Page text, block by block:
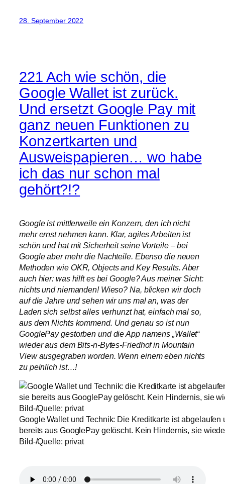
28. September 2022
221 Ach wie schön, die
Google Wallet ist zurück.
Und ersetzt Google Pay mit
ganz neuen Funktionen zu
Konzertkarten und
Ausweispapieren… wo habe
ich das nur schon mal
gehört?!?
Google ist mittlerweile ein Konzern, den ich nicht
mehr ernst nehmen kann. Klar, agiles Arbeiten ist
schön und hat mit Sicherheit seine Vorteile – bei
Google aber mehr die Nachteile. Ebenso die neuen
Methoden wie OKR, Objects and Key Results. Aber
auch hier: was hilft es bei Google? Aus meiner Sicht:
nichts und niemanden! Wieso? Na, blicken wir doch
auf die Jahre und sehen wir uns mal an, was der
Laden sich selbst alles verhunzt hat, einfach mal so,
aus dem Nichts kommend. Und genau so ist nun
GooglePay gestorben und die App namens „Wallet“
wieder aus dem Bits-n-Bytes-Friedhof in Mountain
View ausgegraben worden. Wenn einem eben nichts
zu peinlich ist…!
Google Wallet und Technik: Die Kreditkarte ist abgelaufen
bereits aus GooglePay gelöscht. Kein Hindernis, sie
Bild-/Quelle: privat